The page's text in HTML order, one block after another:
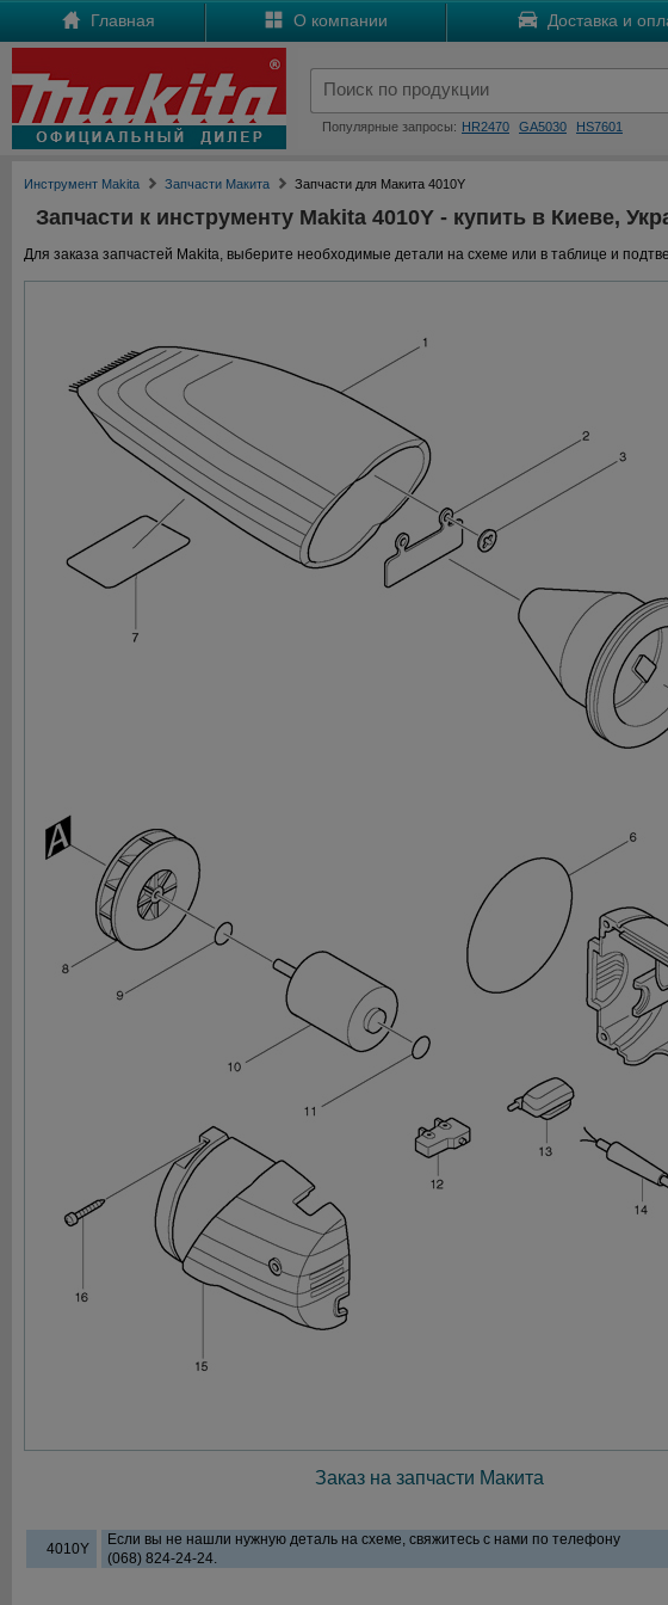
Главная О компании Доставка и
Популярные запросы: HR2470 GA5030 HS7601
Инструмент Makita Запчасти Макита Запчасти для Макита 4010Y
Запчасти к инструменту Makita 4010Y - купить в Киеве,
Для заказа запчастей Makita, выберите необходимые детали на схеме или в таблице и
Заказ на запчасти Макита
4010Y
Если вы не нашли нужную деталь на схеме, свяжитесь с нами по телефону
(068) 824-24-24.